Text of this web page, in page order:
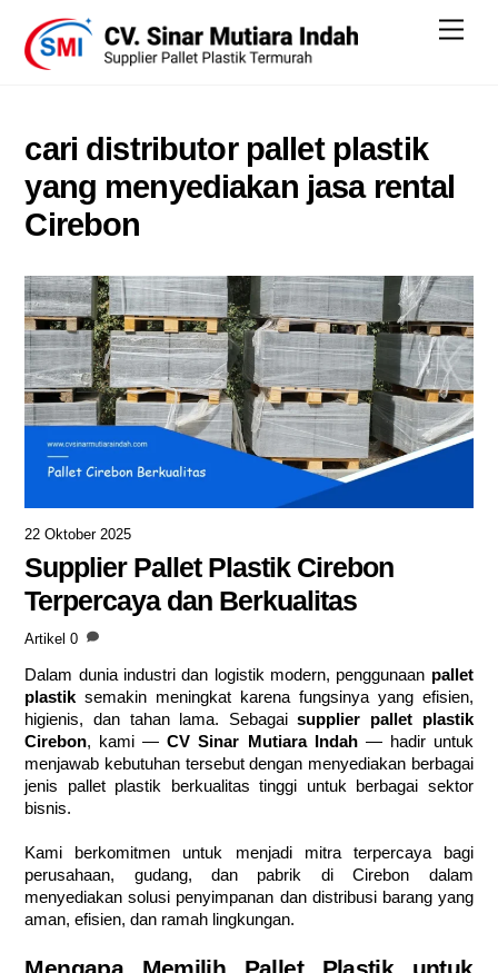
content
cari distributor pallet plastik
yang menyediakan jasa rental
Cirebon
22 Oktober 2025
Supplier Pallet Plastik Cirebon
Terpercaya dan Berkualitas
Artikel 0
Dalam dunia industri dan logistik modern, penggunaan pallet
plastik semakin meningkat karena fungsinya yang efisien,
higienis, dan tahan lama. Sebagaisupplier pallet plastik
Cirebon, kami —CV Sinar Mutiara Indah— hadir untuk
menjawab kebutuhan tersebut dengan menyediakan berbagai
jenis pallet plastik berkualitas tinggi untuk berbagai sektor
bisnis.
Kami berkomitmen untuk menjadi mitra terpercaya bagi
perusahaan, gudang, dan pabrik di Cirebon dalam
menyediakan solusi penyimpanan dan distribusi barang yang
aman, efisien, dan ramah lingkungan.